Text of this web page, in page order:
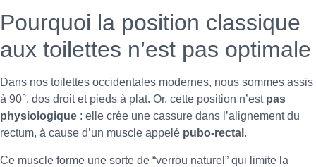
Pourquoi la position classique
aux toilettes n’est pas optimale
Dans nos toilettes occidentales modernes, nous sommes assis
à 90°, dos droit et pieds à plat. Or, cette position n’est pas
physiologique : elle crée une cassure dans l’alignement du
rectum, à cause d’un muscle appelé pubo-rectal .
Ce muscle forme une sorte de “verrou naturel” qui limite la